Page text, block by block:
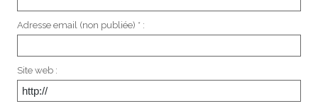
Adresse email (non publiée) * :
Site web :